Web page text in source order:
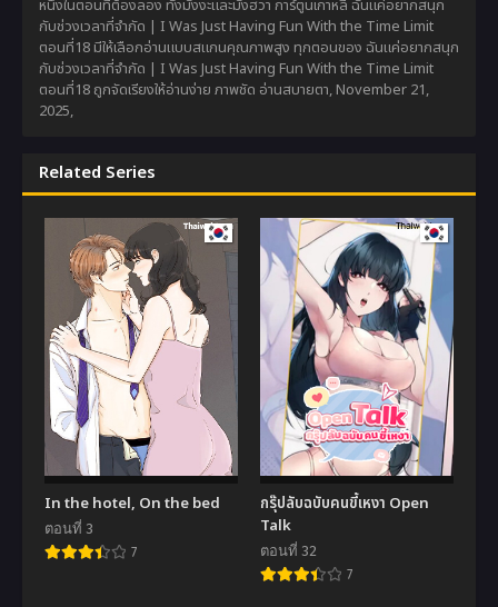
หนึ่งในตอนที่ต้องลอง ทั้งมังงะและมังฮวา การ์ตูนเกาหลี ฉันแค่อยากสนุก
กับช่วงเวลาที่จำกัด | I Was Just Having Fun With the Time Limit
ตอนที่18 มีให้เลือกอ่านแบบสแกนคุณภาพสูง ทุกตอนของ ฉันแค่อยากสนุก
กับช่วงเวลาที่จำกัด | I Was Just Having Fun With the Time Limit
ตอนที่18 ถูกจัดเรียงให้อ่านง่าย ภาพชัด อ่านสบายตา, November 21,
2025,
Related Series
In the hotel, On the bed
ตอนที่ 3
7
กรุ๊ปลับฉบับคนขี้เหงา Open
Talk
ตอนที่ 32
7